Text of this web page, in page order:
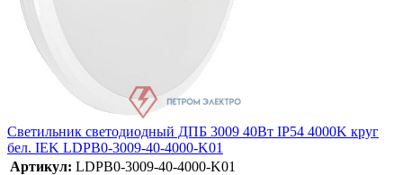
Светильник светодиодный ДПБ 3009 40Вт IP54 4000K круг
бел. IEK LDPB0-3009-40-4000-K01
Артикул: LDPB0-3009-40-4000-K01